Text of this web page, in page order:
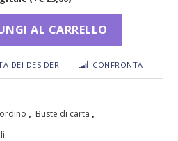
AL CARRELLO
DEI DESIDERI CONFRONTA
, Buste di carta ,